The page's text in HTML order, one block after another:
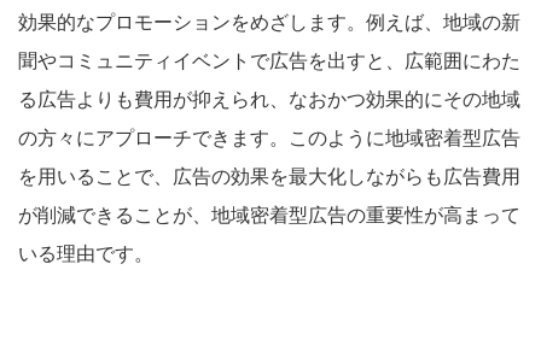
効果的なプロモーションをめざします。例えば、地域の新
聞やコミュニティイベントで広告を出すと、広範囲にわた
る広告よりも費用が抑えられ、なおかつ効果的にその地域
の方々にアプローチできます。このように地域密着型広告
を用いることで、広告の効果を最大化しながらも広告費用
が削減できることが、地域密着型広告の重要性が高まって
いる理由です。